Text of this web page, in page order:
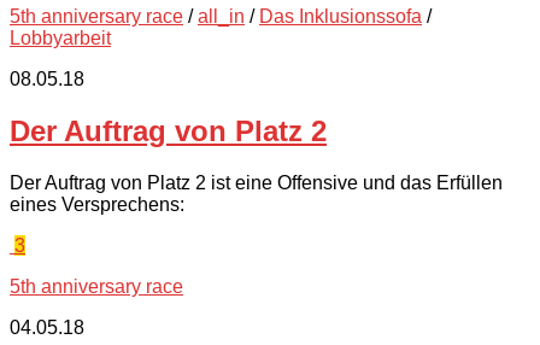
5th anniversary race /all_in / Das Inklusionssofa /
Lobbyarbeit
08.05.18
Der Auftrag von Platz 2
Der Auftrag von Platz 2 ist eine Offensive und das Erfüllen
eines Versprechens:
3
5th anniversary race
04.05.18